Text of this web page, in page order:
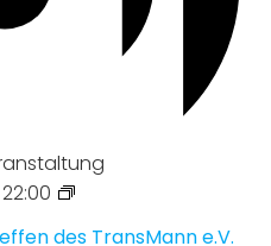
22:00
des TransMann e.V.